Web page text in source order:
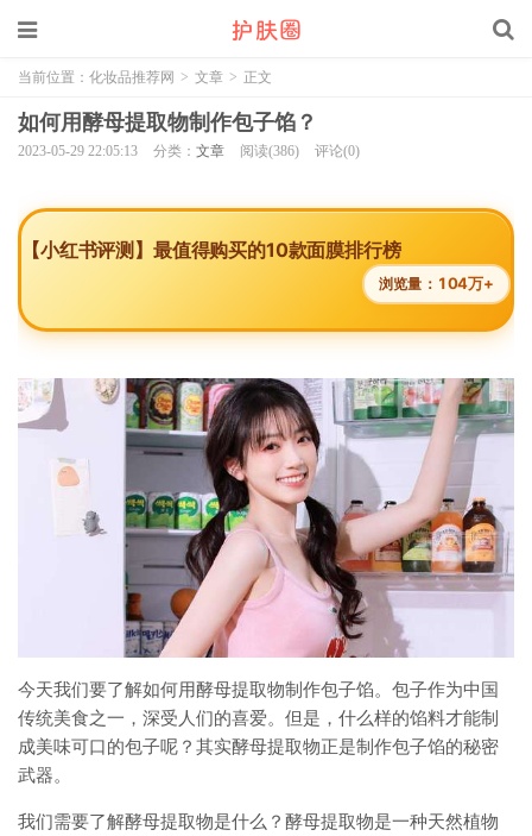
当前位置： 化妆品推荐网 > 文章 > 正文
如何用酵母提取物制作包子馅？
2023-05-29 22:05:13 分类： 文章 阅读(386) 评论(0)
【小红书评测】最值得购买的10款面膜排行榜
浏览量： 104万+
今天我们要了解如何用酵母提取物制作包子馅。包子作为中国
传统美食之一，深受人们的喜爱。但是，什么样的馅料才能制
成美味可口的包子呢？其实酵母提取物正是制作包子馅的秘密
武器。
我们需要了解酵母提取物是什么？酵母提取物是一种天然植物